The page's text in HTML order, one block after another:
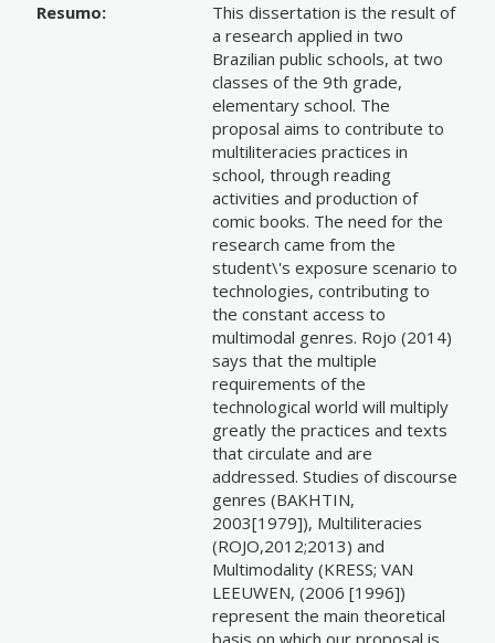
Resumo:
This dissertation is the result of
a research applied in two
Brazilian public schools, at two
classes of the 9th grade,
elementary school. The
proposal aims to contribute to
multiliteracies practices in
school, through reading
activities and production of
comic books. The need for the
research came from the
student\'s exposure scenario to
technologies, contributing to
the constant access to
multimodal genres. Rojo (2014)
says that the multiple
requirements of the
technological world will multiply
greatly the practices and texts
that circulate and are
addressed. Studies of discourse
genres (BAKHTIN,
2003[1979]), Multiliteracies
(ROJO,2012;2013) and
Multimodality (KRESS; VAN
LEEUWEN, (2006 [1996])
represent the main theoretical